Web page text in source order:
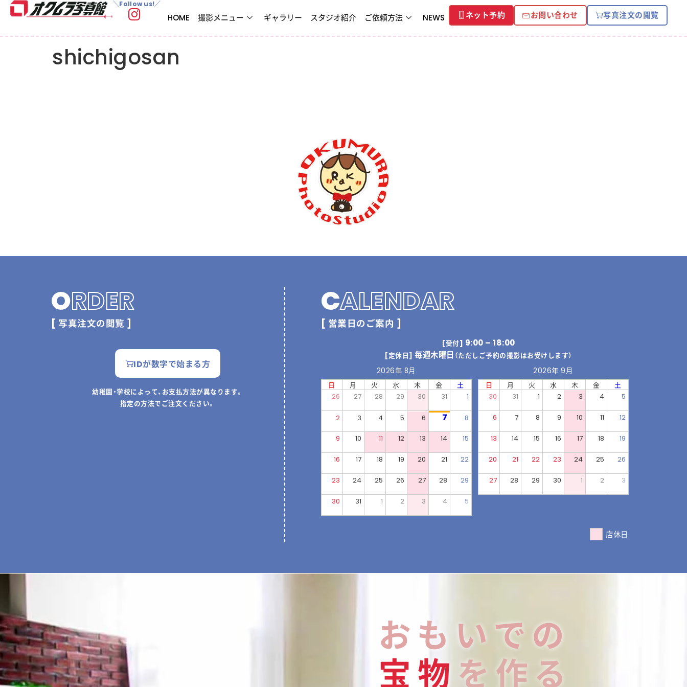
＼Follow us!／
HOME 撮影メニュー ギャラリー スタジオ紹介 ご依頼方法 NEWS ネット予約 お問い合わせ 写真注文の閲覧
shichigosan
ORDER
[ 写真注文の閲覧 ]
IDが数字で始まる方
幼稚園・学校によって、お支払方法が異なります。
指定の方法でご注文ください。
CALENDAR
[ 営業日のご案内 ]
[受付] 9:00 – 18:00
[定休日]毎週木曜日 （ただしご予約の撮影はお受けします）
2026年 8月
日 月 火 水 木 金
土
26
27 28 29 30 31 1
2 3 4 5 6 7 8
9 10 11 12 13 14 15
16 17 18 19 20 21 22
23 24 25 26 27 28 29
30 31 1 2 3 4 5
2026年 9月
日 月 火 水 木 金
土
30
31 1 2 3 4 5
6 7 8 9 10 11 12
13 14 15 16 17 18 19
20 21 22 23 24 25 26
27 28 29 30 1 2 3
店休日
おもいでの
宝物 を作る